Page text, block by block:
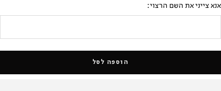
אנא צייני את השם הרצוי:
הוספה לסל